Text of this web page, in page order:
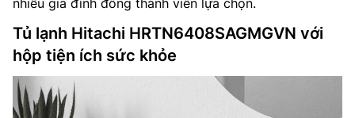
Tủ lạnh Hitachi HRTN6408SAGMGVN với
hộp tiện ích sức khỏe